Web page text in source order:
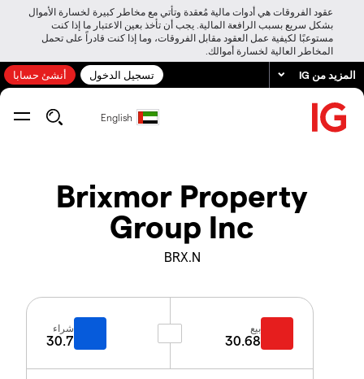
عقود الفروقات هي أدوات مالية مُعقدة وتأتي مع مخاطر كبيرة لخسارة الأموال
بشكل سريع بسبب الرافعة المالية. يجب أن تأخذ بعين الاعتبار ما إذا كنت
مستوعبًا لكيفية عمل العقود مقابل الفروقات، وما إذا كنت قادراً على تحمل
المخاطر العالية لخسارة أموالك.
المزيد من IG تسجيل الدخول أنشئ حسابا
English
Brixmor Property
Group Inc
BRX.N
بيع
30.68
شراء
30.7